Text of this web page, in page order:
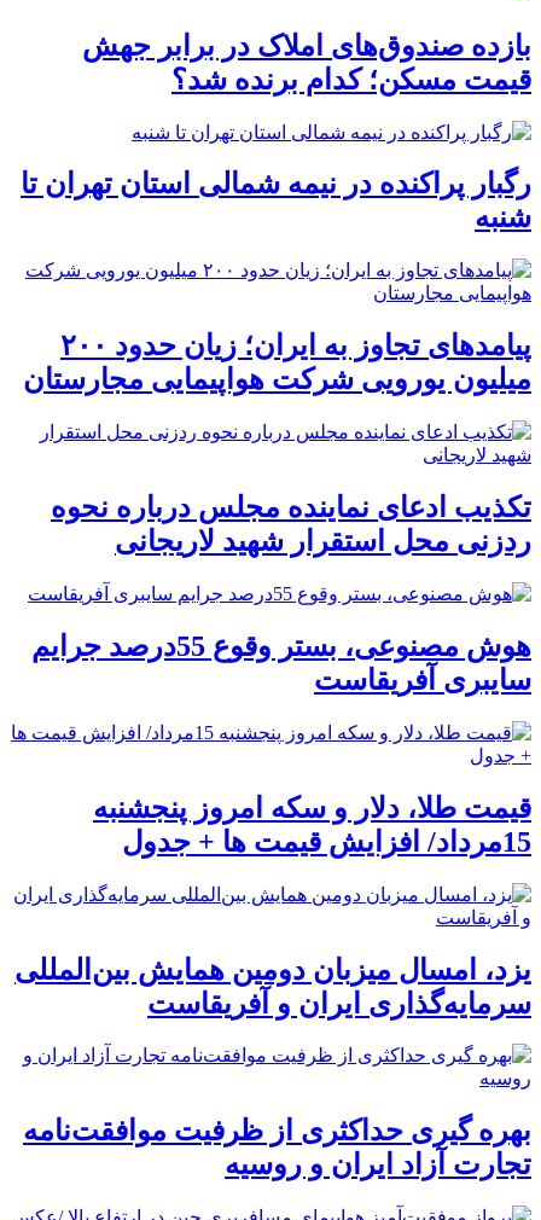
بازده صندوق‌های املاک در برابر جهش
قیمت مسکن؛ کدام برنده شد؟
رگبار پراکنده در نیمه شمالی استان تهران تا
شنبه
پیامدهای تجاوز به ایران؛ زیان حدود ۲۰۰
میلیون یورویی شرکت هواپیمایی مجارستان
تکذیب ادعای نماینده مجلس درباره نحوه
ردزنی محل استقرار شهید لاریجانی
هوش مصنوعی، بستر وقوع 55درصد جرایم
سایبری آفریقاست
قیمت طلا، دلار و سکه امروز پنجشنبه
15مرداد/ افزایش قیمت ها + جدول
یزد، امسال میزبان دومین همایش بین‌المللی
سرمایه‌گذاری ایران و آفریقاست
بهره گیری حداکثری از ظرفیت موافقت‌نامه
تجارت آزاد ایران و روسیه